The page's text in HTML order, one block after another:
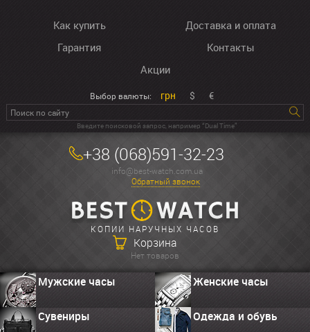
Как купить
Доставка и оплата
Гарантия
Контакты
Акции
Выбор валюты: грн $ €
Введите поисковой запрос, например “Dual Time”
+38 (068)591-32-23
info@best-watch.com.ua
Обратный звонок
КОПИИ НАРУЧНЫХ ЧАСОВ
Корзина
Нет товаров
Мужские часы Женские часы
Сувениры Одежда и обувь